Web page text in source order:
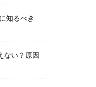
知るべき
ない？原因